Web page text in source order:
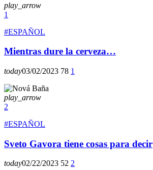
play_arrow
1
#ESPAÑOL
Mientras dure la cerveza…
today03/02/2023 78 1
play_arrow
2
#ESPAÑOL
Sveto Gavora tiene cosas para decir
today02/22/2023 52 2